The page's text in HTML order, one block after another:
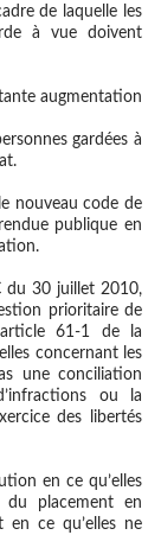
de laquelle les
à vue doivent
augmentation
gardées à
nouveau code de
publique en
du 30 juillet 2010,
prioritaire de
61-1 de la
concernant les
une conciliation
ou la
des libertés
en ce qu’elles
du placement en
ce qu’elles ne